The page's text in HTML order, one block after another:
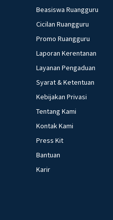
Beasiswa Ruangguru
Cicilan Ruangguru
Promo Ruangguru
Laporan Kerentanan
Layanan Pengaduan
Syarat & Ketentuan
Kebijakan Privasi
Tentang Kami
Kontak Kami
Press Kit
Bantuan
Karir